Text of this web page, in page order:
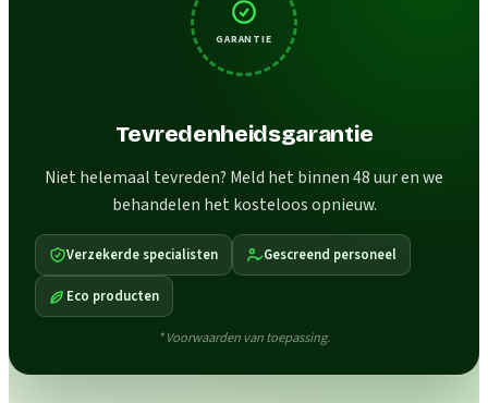
GARANTIE
Tevredenheidsgarantie
Niet helemaal tevreden? Meld het binnen 48 uur en we
behandelen het kosteloos opnieuw.
Verzekerde specialisten Gescreend personeel
Eco producten
* Voorwaarden van toepassing.